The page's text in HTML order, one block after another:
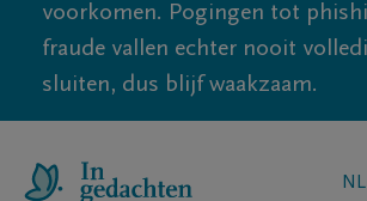
voorkomen. Pogingen tot
fraude vallen echter nooit
sluiten, dus blijf waakzaam.
NL